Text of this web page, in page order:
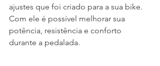
ajustes que foi criado para a sua bike.
Com ele é possível melhorar sua
potência, resistência e conforto
durante a pedalada.